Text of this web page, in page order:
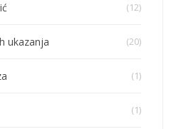
(12)
ukazanja (20)
(1)
(1)